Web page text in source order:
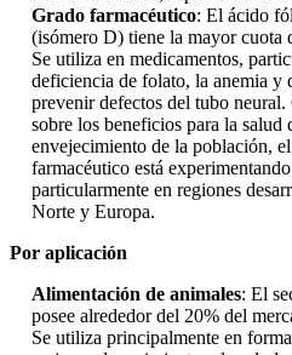
Grado farmacéutico: El ácido
(isómero D) tiene la mayor cuota
Se utiliza en medicamentos,
deficiencia de folato, la anemia y
prevenir defectos del tubo
sobre los beneficios para la
envejecimiento de la población,
farmacéutico está
particularmente en regiones
Norte y Europa.
Por aplicación
Alimentación de animales: El
posee alrededor del 20% del
Se utiliza principalmente en